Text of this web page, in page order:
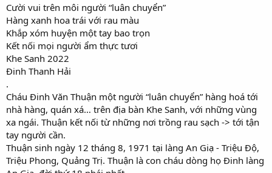
Cười vui trên môi người “luân chuyển”
Hàng xanh hoa trái với rau màu
Khắp xóm huyện một tay bao trọn
Kết nối mọi người ẩm thực tươi
Khe Sanh 2022
Đinh Thanh Hải
.
Cháu Đinh Văn Thuận một người “luân chuyển” hàng hoá tới
nhà hàng, quán xá… trên địa bàn Khe Sanh, với những vùng
xa ngái. Thuận kết nối từ những nơi trồng rau sạch -> tới tận
tay người cần.
Thuận sinh ngày 12 tháng 8, 1971 tại làng An Giạ - Triệu Độ,
Triệu Phong, Quảng Trị. Thuận là con cháu dòng họ Đinh làng